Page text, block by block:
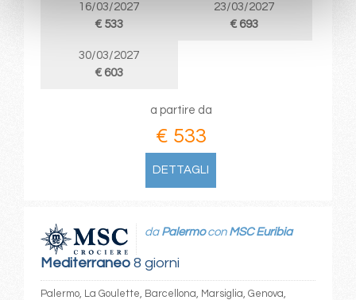
16/03/2027
€ 533
23/03/2027
€ 693
30/03/2027
€ 603
a partire da
€ 533
DETTAGLI
Mediterraneo8 giorni
da Palermocon MSC Euribia
Palermo, La Goulette, Barcellona, Marsiglia, Genova,